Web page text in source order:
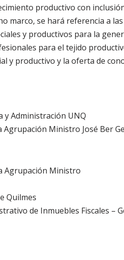
productivo con
marco, se hará referencia a las
y productivos para la
para el tejido
y productivo y la oferta de
y Administración UNQ
Agrupación Ministro José Ber
Agrupación Ministro
Quilmes
de Inmuebles Fiscales –